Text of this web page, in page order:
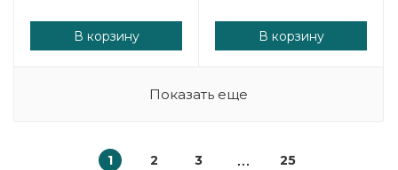
В корзину В корзину
Показать еще
1 2 3 25